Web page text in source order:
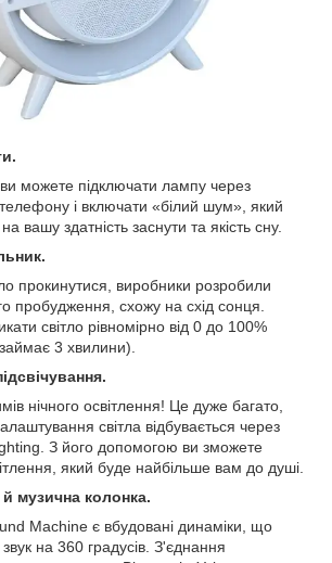
можете підключати лампу через
і включати «білий шум», який
вашу здатність заснути та якість сну.
прокинутися, виробники розробили
пробудження, схожу на схід сонця.
світло рівномірно від 0 до 100%
3 хвилини).
нічного освітлення! Це дуже багато,
світла відбувається через
З його допомогою ви зможете
який буде найбільше вам до душі.
музична колонка.
Machine є вбудовані динаміки, що
на 360 градусів. З'єднання